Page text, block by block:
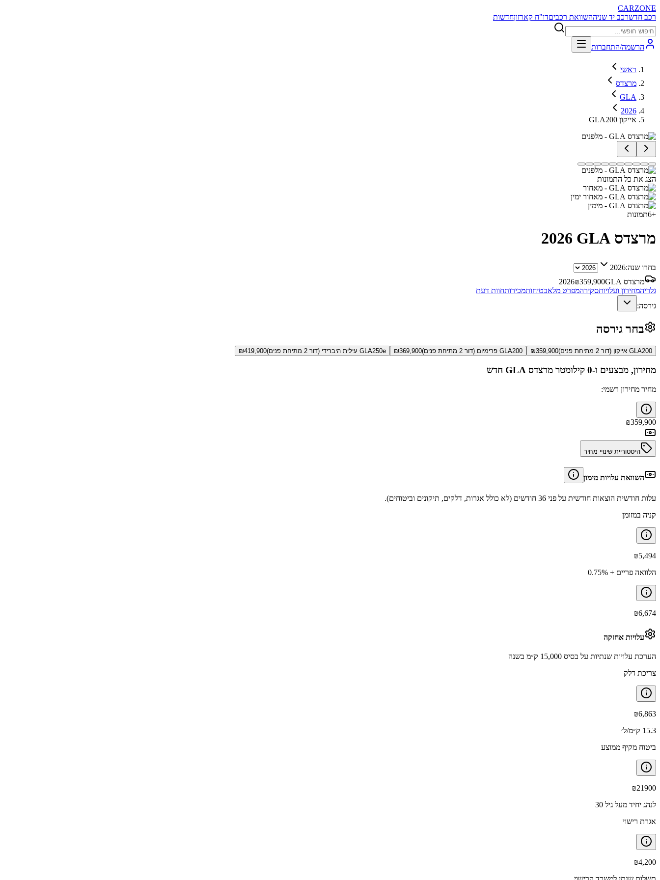
CARZONE
רכב חדשרכב יד שניההשוואת רכביםדו"ח קארזוןחדשות
הרשמה/התחברות
ראשי
מרצדס
GLA
2026
GLA200 אייקון
הצג את כל התמונות
+
6תמונות
מרצדס GLA 2026
בחרו שנה:2026
מרצדס GLA
2026₪359,900
גלריהמחירון ועלויותסקירהמפרט מלאבטיחותמכירותחוות דעת
גירסה:
בחר גירסה
GLA200 אייקון (דור 2 מתיחת פנים) ₪359,900 GLA200 פרימיום (דור 2 מתיחת פנים) ₪369,900 GLA250e עילית היברידי (דור 2 מתיחת פנים) ₪419,900
מחירון, מבצעים ו-0 קילומטר מרצדס GLA חדש
מחיר מחירון רשמי:
₪359,900
היסטוריית שינויי מחיר
השוואת עלויות מימון
עלות חודשית הוצאות חודשית על פני 36 חודשים (לא כולל אגרות, דלקים, תיקונים וביטוחים).
קניה במזומן
₪5,494
הלוואה פריים + 0.75%
₪6,674
עלויות אחזקה
הערכת עלויות שנתיות על בסיס 15,000 ק״מ בשנה
צריכת דלק
₪6,863
15.3 ק״מ/ל׳
ביטוח מקיף ממוצע
₪21900
לנהג יחיד מעל גיל 30
אגרת רישוי
₪4,200